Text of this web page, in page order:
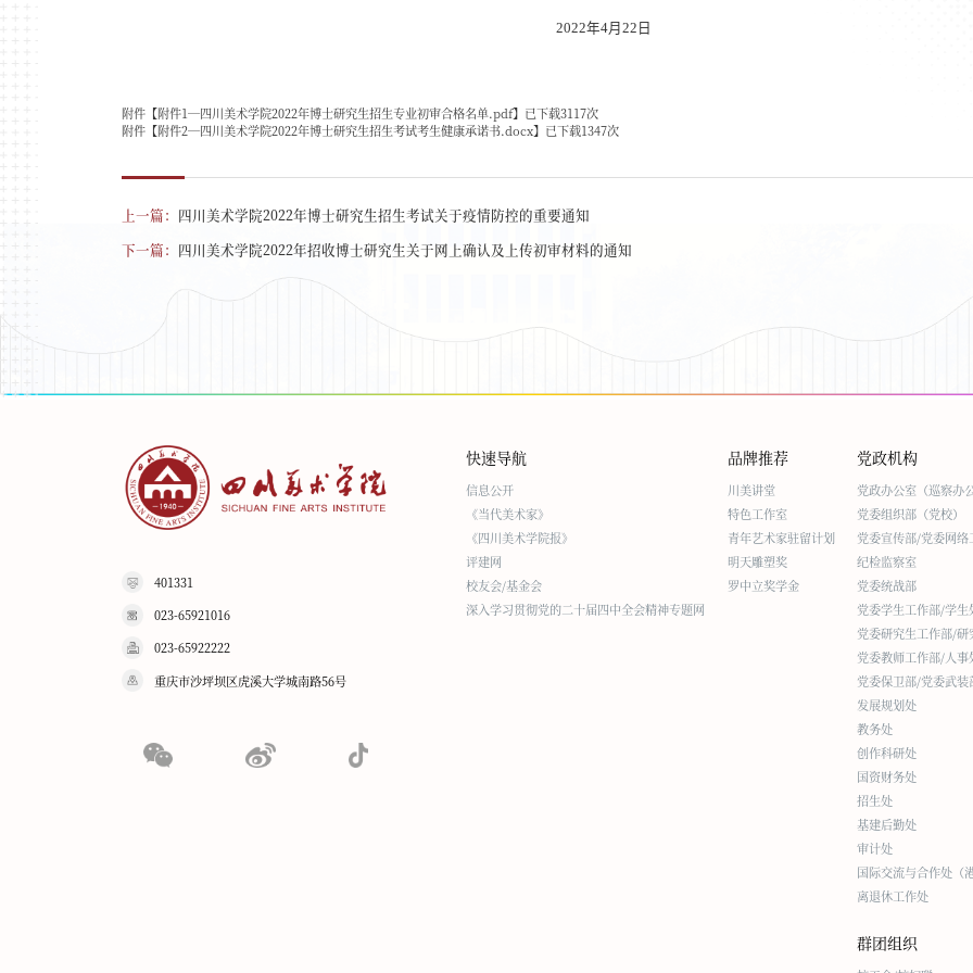
2022年4月 22 日
附件【附件1—四川美术学院2022年博士研究生招生专业初审合格名单.pdf】已下载3117次
附件【附件2—四川美术学院2022年博士研究生招生考试考生健康承诺书.docx】已下载1347次
上一篇： 四川美术学院2022年博士研究生招生考试关于疫情防控的重要通知
下一篇： 四川美术学院2022年招收博士研究生关于网上确认及上传初审材料的通知
401331
023-65921016
023-65922222
重庆市沙坪坝区虎溪大学城南路56号
快速导航
信息公开
《当代美术家》
《四川美术学院报》
评建网
校友会/基金会
深入学习贯彻党的二十届四中全会精神专题网
品牌推荐
川美讲堂
特色工作室
青年艺术家驻留计划
明天雕塑奖
罗中立奖学金
党政机构
党政办公室（巡察办
党委组织部（党校）
党委宣传部/党委网络
纪检监察室
党委统战部
党委学生工作部/学生
党委研究生工作部/
党委教师工作部/人事
党委保卫部/党委武装
发展规划处
教务处
创作科研处
国资财务处
招生处
基建后勤处
审计处
国际交流与合作处（
离退休工作处
群团组织